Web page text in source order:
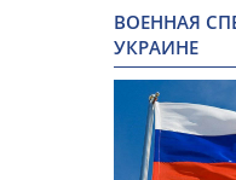
ВОЕННАЯ
УКРАИНЕ